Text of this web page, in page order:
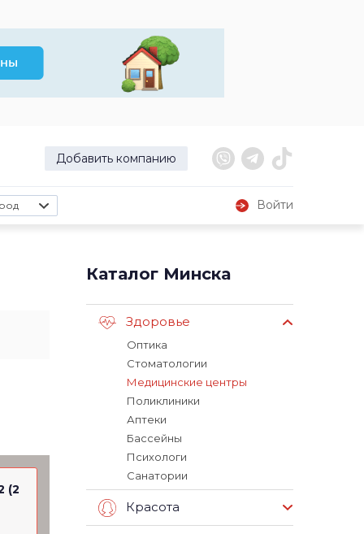
Добавить компанию
Войти
(2
Каталог Минска
Здоровье
Оптика
Стоматологии
Медицинские центры
Поликлиники
Аптеки
Бассейны
Психологи
Санатории
Красота